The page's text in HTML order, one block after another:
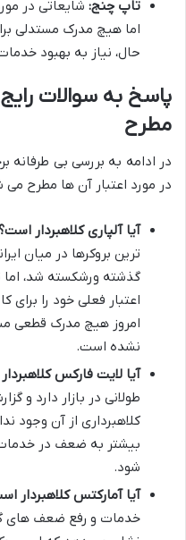
تاپ چنج: شایعاتی در
اما هیچ مدرک مستدلی
حال، نیاز به بهبود
پاسخ به سوالات
مطرح
در ادامه به بررسی بی طرفانه
در مورد اعتبار آن ها مطرح می
آیا آلپاری کلاهبردار
گذشته ورشکسته شد، اما
اعتبار فعلی خود را برای
امروز هیچ مدرک قطعی
نشده است.
آیا لایت فارکس
طولانی در بازار دارد و
کلاهبرداری از آن وجود
بیشتر به ضعف در
شود.
آیا آمارکتس کلاهبردار
خدمات و رفع ضعف های